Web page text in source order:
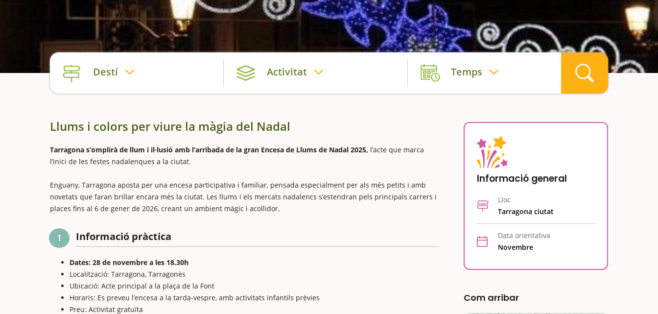
Destí Activitat Temps
Llums i colors per viure la màgia del Nadal
Tarragona s’omplirà de llum i il·lusió amb l’arribada de la gran Encesa de Llums de Nadal 2025, l’acte que marca
l’inici de les festes nadalenques a la ciutat.
Enguany, Tarragona aposta per una encesa participativa i familiar, pensada especialment per als més petits i amb
novetats que faran brillar encara més la ciutat. Les llums i els mercats nadalencs s’estendran pels principals carrers i
places fins al 6 de gener de 2026, creant un ambient màgic i acollidor.
1 Informació pràctica
Dates: 28 de novembre a les 18.30h
Localització: Tarragona, Tarragonès
Ubicació: Acte principal a la plaça de la Font
Horaris: Es preveu l’encesa a la tarda-vespre, amb activitats infantils prèvies
Preu: Activitat gratuïta
Informació general
Lloc
Tarragona ciutat
Data orientativa
Novembre
Com arribar